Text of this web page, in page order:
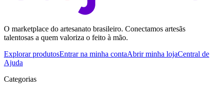
O marketplace do artesanato brasileiro. Conectamos artesãs
talentosas a quem valoriza o feito à mão.
Explorar produtosEntrar na minha contaAbrir minha lojaCentral de
Ajuda
Categorias